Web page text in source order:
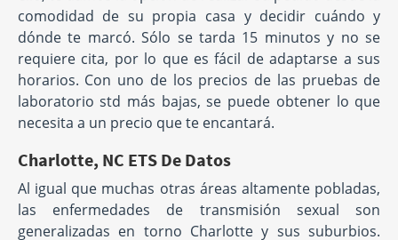
comodidad de su propia casa y decidir cuándo y
dónde te marcó. Sólo se tarda 15 minutos y no se
requiere cita, por lo que es fácil de adaptarse a sus
horarios. Con uno de los precios de las pruebas de
laboratorio std más bajas, se puede obtener lo que
necesita a un precio que te encantará.
Charlotte, NC ETS De Datos
Al igual que muchas otras áreas altamente pobladas,
las enfermedades de transmisión sexual son
generalizadas en torno Charlotte y sus suburbios.